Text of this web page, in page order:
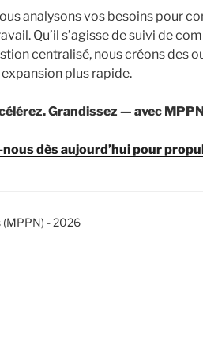
analysons vos besoins pour
Qu’il s’agisse de suivi de
centralisé, nous créons des
plus rapide.
Grandissez — avec
dès aujourd’hui pour
- 2026